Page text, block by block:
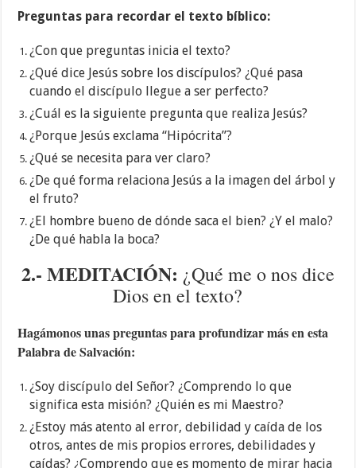
Preguntas para recordar el texto bíblico:
¿Con que preguntas inicia el texto?
¿Qué dice Jesús sobre los discípulos? ¿Qué pasa
cuando el discípulo llegue a ser perfecto?
¿Cuál es la siguiente pregunta que realiza Jesús?
¿Porque Jesús exclama “Hipócrita”?
¿Qué se necesita para ver claro?
¿De qué forma relaciona Jesús a la imagen del árbol y
el fruto?
¿El hombre bueno de dónde saca el bien? ¿Y el malo?
¿De qué habla la boca?
2.- MEDITACIÓN: ¿Qué me o nos dice
Dios en el texto?
Hagámonos unas preguntas para profundizar más en esta
Palabra de Salvación:
¿Soy discípulo del Señor? ¿Comprendo lo que
significa esta misión? ¿Quién es mi Maestro?
¿Estoy más atento al error, debilidad y caída de los
otros, antes de mis propios errores, debilidades y
caídas? ¿Comprendo que es momento de mirar hacia